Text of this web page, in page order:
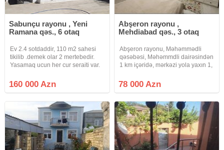
Sabunçu rayonu , Yeni
Ramana qəs., 6 otaq
Ev 2.4 sotdaddir, 110 m2 sahesi
tikilib .demek olar 2 mertebedir.
Yasamaq ucun her cur seraiti var.
mebeli hediyye olunacaq.öz
evimdir, pula ehtiyacim oldugu
160 000 Azn
Abşeron rayonu ,
Mehdiabad qəs., 3 otaq
Abşeron rayonu, Məhəmmədli
qəsəbəsi, Məhəmmdli dairəsindən
1 km içəridə, mərkəzi yola yaxın 1,
kv.m. olan, kürsülü, 3 otaq həyət
evi satılır. Paket kupçadır. Həm
78 000 Azn